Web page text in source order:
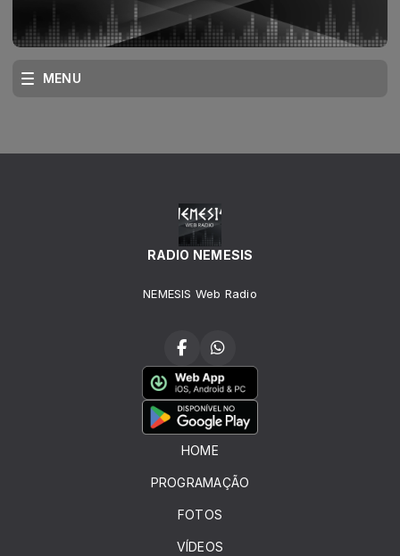
MENU
RADIO NEMESIS
NEMESIS Web Radio
HOME
PROGRAMAÇÃO
FOTOS
VÍDEOS